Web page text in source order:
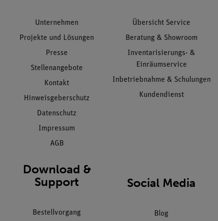
Unternehmen
Projekte und Lösungen
Presse
Stellenangebote
Kontakt
Hinweisgeberschutz
Datenschutz
Impressum
AGB
Übersicht Service
Beratung & Showroom
Inventarisierungs- &
Einräumservice
Inbetriebnahme & Schulungen
Kundendienst
Download &
Support
Bestellvorgang
Social Media
Blog